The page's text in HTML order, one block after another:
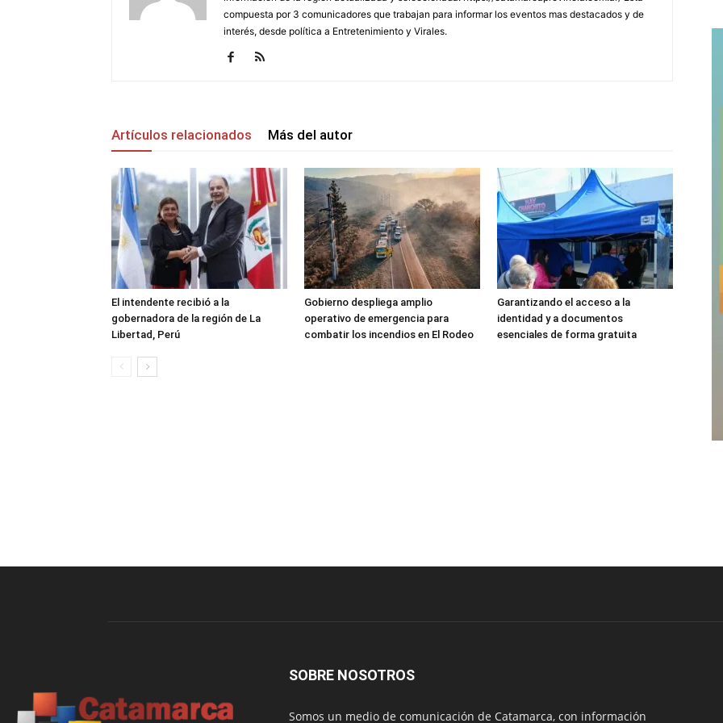
compuesta por 3 comunicadores que trabajan para informar los eventos mas destacados y de
interés, desde política a Entretenimiento y Virales.
Artículos relacionados Más del autor
El intendente recibió a la
gobernadora de la región de La
Libertad, Perú
Gobierno despliega amplio
operativo de emergencia para
combatir los incendios en El Rodeo
Garantizando el acceso a la
identidad y a documentos
esenciales de forma gratuita
SOBRE NOSOTROS
Somos un medio de comunicación de Catamarca, con información